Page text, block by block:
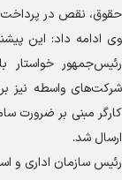
حقوق، نقص در پرداخت
وی ادامه داد: این
رئیس‌جمهور
شرکت‌های واسطه نیز
کارگر مبنی بر ضرورت
ارسال شد.
رئیس سازمان اداری و